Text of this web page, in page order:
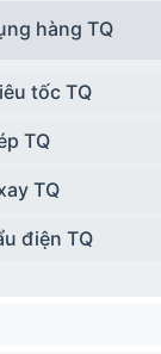
hàng TQ
tốc TQ
TQ
TQ
điện TQ